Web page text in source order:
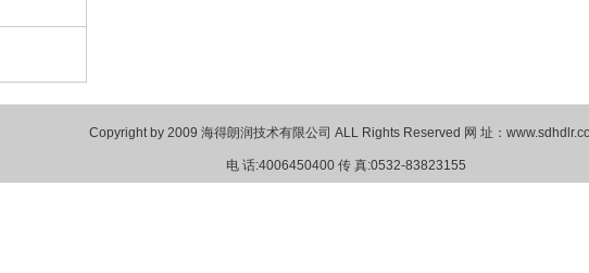
Copyright by 2009 海得朗润技术有限公司 ALL Rights Reserved 网 址：
电 话:4006450400 传 真:0532-83823155